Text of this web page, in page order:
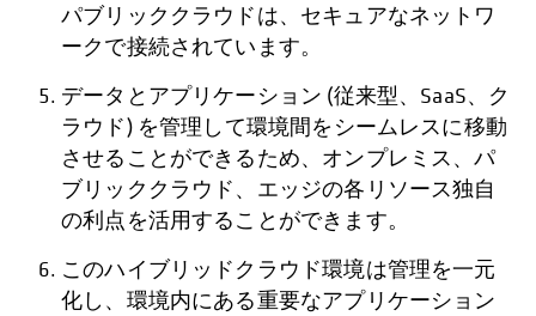
パブリッククラウドは、セキュアなネットワ
ークで接続されています。
データとアプリケーション (従来型、SaaS、ク
ラウド) を管理して環境間をシームレスに移動
させることができるため、オンプレミス、パ
ブリッククラウド、エッジの各リソース独自
の利点を活用することができます。
このハイブリッドクラウド環境は管理を一元
化し、環境内にある重要なアプリケーション